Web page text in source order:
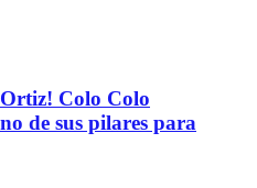
Colo Colo
de sus pilares para